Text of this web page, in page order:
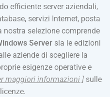
efficiente server aziendali,
servizi Internet, posta
selezione comprende
Server sia le edizioni
aziende di scegliere la
esigenze operative e
maggiori informazioni ] sulle